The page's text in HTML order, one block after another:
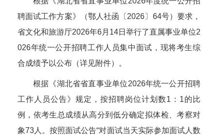
聘面试工作方案》（鄂人社函〔2026〕64号）要求，
省文化和旅游厅2026年6月14日举行了直属事业单位2
026年统一公开招聘工作人员集中面试，现将考生综
合成绩予以公布（详见附件）。
根据《湖北省省直事业单位2026年统一公开招聘
工作人员公告》规定，按招聘岗位计划数1：1的比
例，依考生总成绩从高分到低分确定拟体检、考察对
象73人。按照面试公告“对面试当天实际参加面试人数